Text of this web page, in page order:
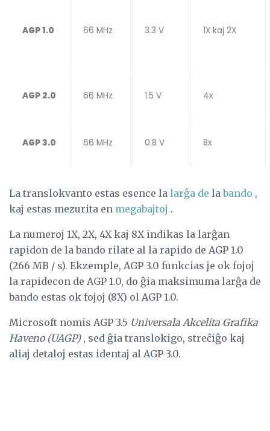
AGP 1.0 66 MHz 3.3 V 1X kaj 2X
AGP 2.0 66 MHz 1.5 V 4x
AGP 3.0 66 MHz 0.8 V 8x
La translokvanto estas esence la larĝa de labando ,
kaj estas mezurita en megabajtoj .
La numeroj 1X, 2X, 4X kaj 8X indikas la larĝan
rapidon de la bando rilate al la rapido de AGP 1.0
(266 MB / s). Ekzemple, AGP 3.0 funkcias je ok fojoj
la rapidecon de AGP 1.0, do ĝia maksimuma larĝa de
bando estas ok fojoj (8X) ol AGP 1.0.
Microsoft nomis AGP 3.5 Universala Akcelita Grafika
Haveno (UAGP), sed ĝia translokigo, streĉiĝo kaj
aliaj detaloj estas identaj al AGP 3.0.